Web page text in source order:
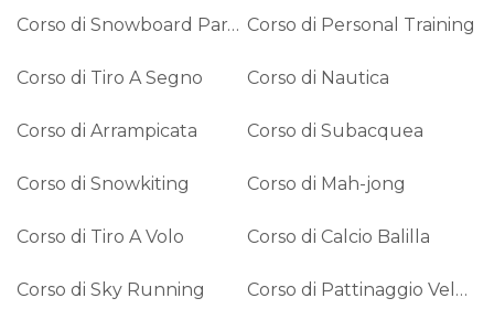
Corso di Snowboard Paralimpico Corso di Personal Training
Corso di Tiro A Segno Corso di Nautica
Corso di Arrampicata Corso di Subacquea
Corso di Snowkiting Corso di Mah-jong
Corso di Tiro A Volo Corso di Calcio Balilla
Corso di Sky Running Corso di Pattinaggio Velocità